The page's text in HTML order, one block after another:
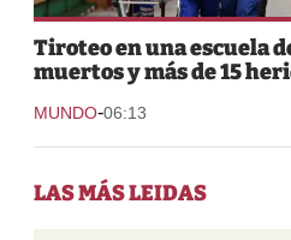
Tiroteo en una escuela
muertos y más de 15
MUNDO-06:13
LAS MÁS LEIDAS